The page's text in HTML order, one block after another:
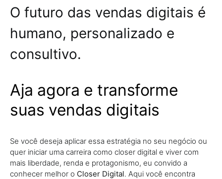
O futuro das vendas digitais é
humano, personalizado e
consultivo.
Aja agora e transforme
suas vendas digitais
Se você deseja aplicar essa estratégia no seu negócio ou
quer iniciar uma carreira como closer digital e viver com
mais liberdade, renda e protagonismo, eu convido a
conhecer melhor o Closer Digital. Aqui você encontra